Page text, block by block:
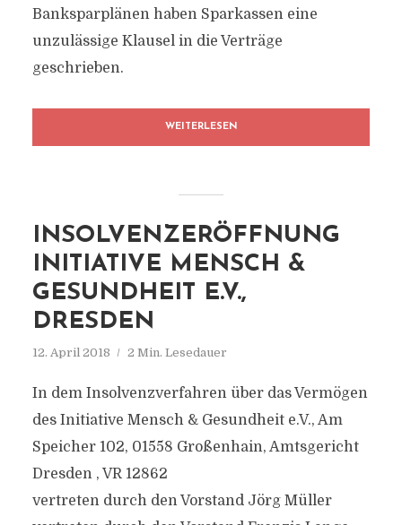
Banksparplänen haben Sparkassen eine
unzulässige Klausel in die Verträge
geschrieben.
WEITERLESEN
INSOLVENZERÖFFNUNG
INITIATIVE MENSCH &
GESUNDHEIT E.V.,
DRESDEN
12. April 2018 2 Min. Lesedauer
In dem Insolvenzverfahren über das Vermögen
des Initiative Mensch & Gesundheit e.V., Am
Speicher 102, 01558 Großenhain, Amtsgericht
Dresden , VR 12862
vertreten durch den Vorstand Jörg Müller